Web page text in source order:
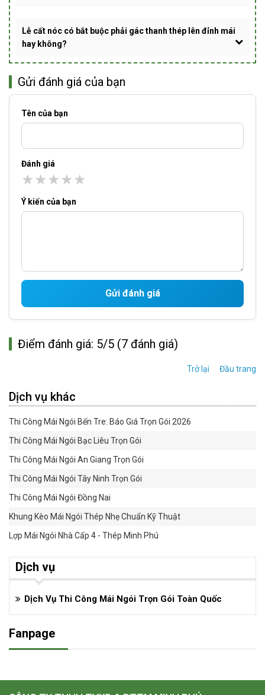
Lễ cất nóc có bắt buộc phải gác thanh thép lên đỉnh mái
hay không?
Gửi đánh giá của bạn
Tên của bạn
Đánh giá
★★★★★
Ý kiến của bạn
Gửi đánh giá
Điểm đánh giá: 5/5 (7 đánh giá)
Trở lại Đầu trang
Dịch vụ khác
Thi Công Mái Ngói Bến Tre: Báo Giá Trọn Gói 2026
Thi Công Mái Ngói Bạc Liêu Trọn Gói
Thi Công Mái Ngói An Giang Trọn Gói
Thi Công Mái Ngói Tây Ninh Trọn Gói
Thi Công Mái Ngói Đồng Nai
Khung Kèo Mái Ngói Thép Nhẹ Chuẩn Kỹ Thuật
Lợp Mái Ngói Nhà Cấp 4 - Thép Minh Phú
Dịch vụ
Dịch Vụ Thi Công Mái Ngói Trọn Gói Toàn Quốc
Fanpage